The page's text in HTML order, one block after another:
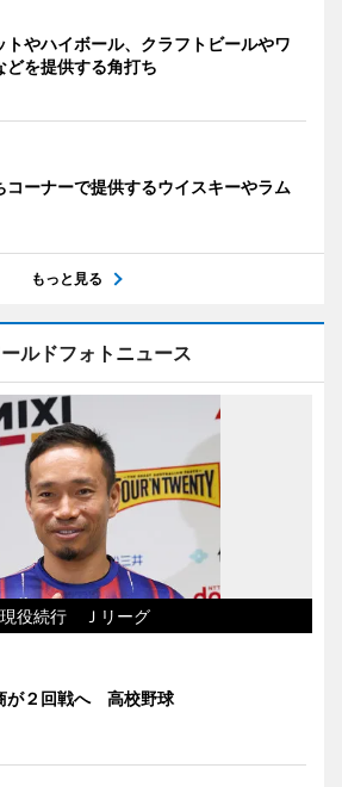
トやハイボール、クラフトビールやワ
どを提供する角打ち
コーナーで提供するウイスキーやラム
もっと見る
ルドフォトニュース
役続行 Ｊリーグ
が２回戦へ 高校野球